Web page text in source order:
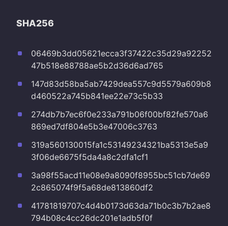
SHA256
06469b3dd05621ecca3f37422c35d29a92252
47b518e88788ae5b2d36d6ad765
147d83d58ba5ab7429dea557c9d5579a609b8
d460522a745b841ee22e73c5b33
274db7b7ec6f0e233a791b06f00bf82fe570a6
869ed7df804e5b3e47006c3763
319a560130015fa1c53149234321ba5313e5a9
3f06de6675f5da4a8c2dfa1cf1
3a98f55acd11e08e9a8090f8955bc51cb7de69
2c865074f9f5a68de813860df2
41781819707c4d4b0173d63da71b0c3b7b2ae8
794b08c4cc26dc201e1adb5f0f